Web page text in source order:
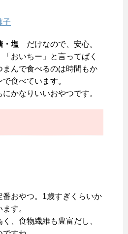
子
・塩 だけなので、安心。
おいちー」と言ってぱく
まんで食べるのは時間もか
食べています。
かなりいいおやつです。
番おやつ。1歳すぎくらいか
す。
、食物繊維も豊富だし、